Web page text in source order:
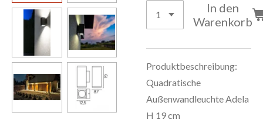
In den
Warenkorb
Produktbeschreibung:
Quadratische
Außenwandleuchte Adela
H 19 cm